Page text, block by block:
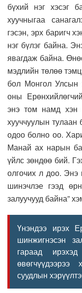
бүхий нэг хэсэг
хуучныгаа
гэсэн, эрх баригч
нэг бүлэг байна.
явагдаж байна.
мэдлийн төлөө
бол Монгол Улсын
оны
энэ том намд хэн
хууччуулын
одоо болно оо.
Манай ах нарын
үйлс зөндөө бий.
олгочих л доо. Энэ
шинэчлэе гээд
залуучууд байна”
Үнэндээ ирэх
шинжигнэсэн
гараад
өвөгчүүдээрээ
суудлын